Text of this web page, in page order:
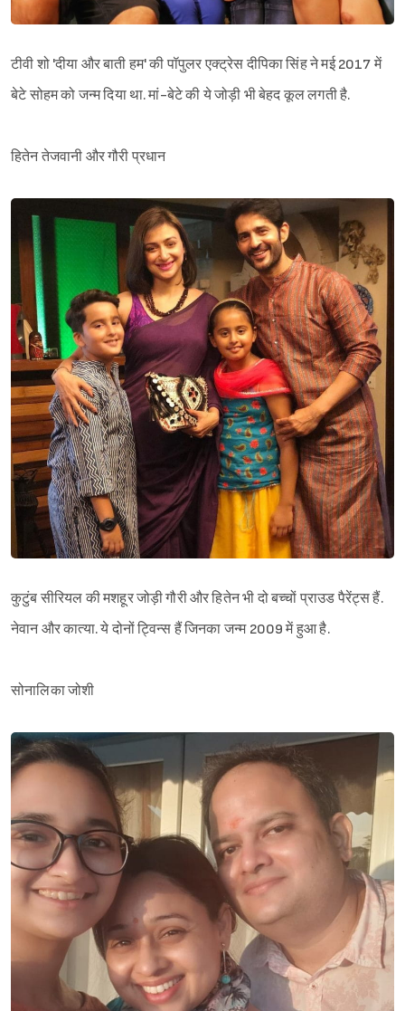
टीवी शो 'दीया और बाती हम' की पॉपुलर एक्ट्रेस दीपिका सिंह ने मई 2017 में
बेटे सोहम को जन्म दिया था. मां-बेटे की ये जोड़ी भी बेहद कूल लगती है.
हितेन तेजवानी और गौरी प्रधान
कुटुंब सीरियल की मशहूर जोड़ी गौरी और हितेन भी दो बच्चों प्राउड पैरेंट्स हैं.
नेवान और कात्या. ये दोनों ट्विन्स हैं जिनका जन्म 2009 में हुआ है.
सोनालिका जोशी